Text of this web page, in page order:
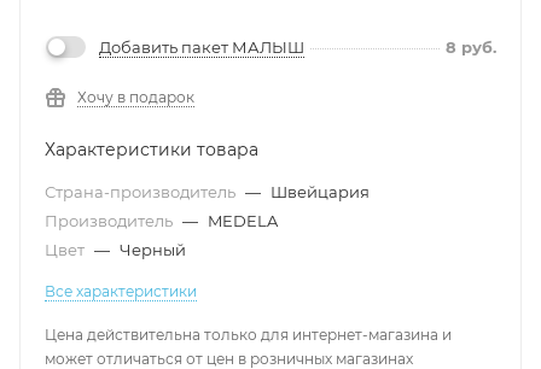
Добавить пакет МАЛЫШ 8 руб.
Хочу в подарок
Характеристики товара
Страна-производитель — Швейцария
Производитель — MEDELA
Цвет — Черный
Все характеристики
Цена действительна только для интернет-магазина и
может отличаться от цен в розничных магазинах